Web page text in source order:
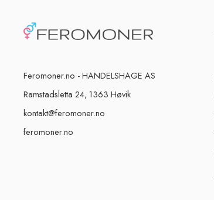
Feromoner.no - HANDELSHAGE AS
Ramstadsletta 24, 1363 Høvik
kontakt@feromoner.no
feromoner.no